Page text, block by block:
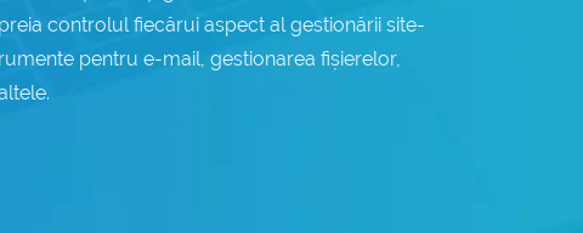
controlul fiecărui aspect al gestionării site-
pentru e-mail, gestionarea fișierelor,